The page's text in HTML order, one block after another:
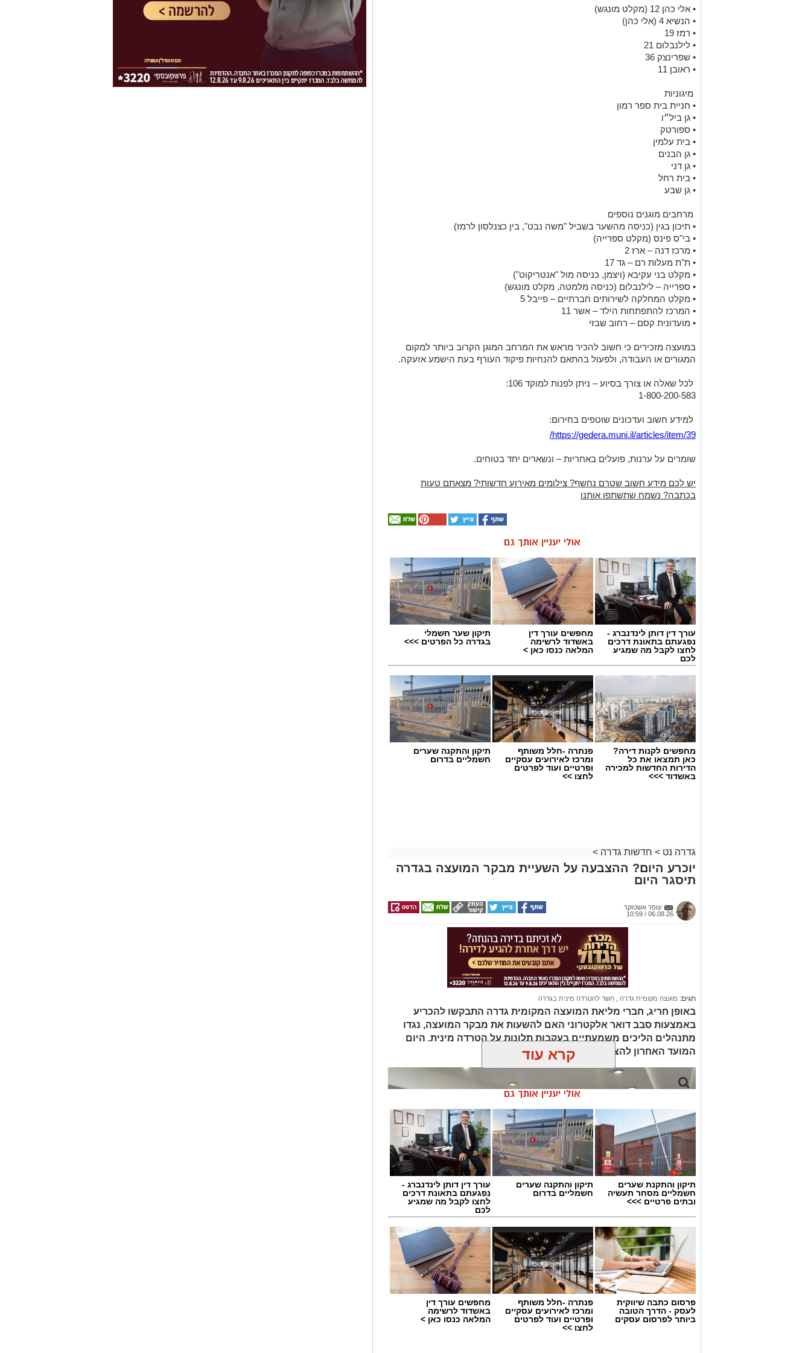
• אלי כהן 12 (מקלט מונגש)
• הנשיא 4 (אלי כהן)
• רמז 19
• לילנבלום 21
• שפרינצק 36
• ראובן 11
מיגוניות
• חניית בית ספר רמון
• גן ביל״ו
• ספורטק
• בית עלמין
• גן הבנים
• גן דני
• בית רחל
• גן שבע
מרחבים מוגנים נוספים
• תיכון בגין (כניסה מהשער בשביל "משה נבט", בין כצנלסון לרמז)
• בי"ס פינס (מקלט ספרייה)
• מרכז דנה – ארז 2
• ת"ת מעלות רם – גד 17
• מקלט בני עקיבא (ויצמן, כניסה מול "אנטריקוט")
• ספרייה – לילנבלום (כניסה מלמטה, מקלט מונגש)
• מקלט המחלקה לשירותים חברתיים – פייבל 5
• המרכז להתפתחות הילד – אשר 11
• מועדונית קסם – רחוב שבזי
במועצה מזכירים כי חשוב להכיר מראש את המרחב המוגן הקרוב ביותר למקום
המגורים או העבודה, ולפעול בהתאם להנחיות פיקוד העורף בעת הישמע אזעקה.
לכל שאלה או צורך בסיוע – ניתן לפנות למוקד 106:
1-800-200-583
למידע חשוב ועדכונים שוטפים בחירום:
https://gedera.muni.il/articles/item/39/
שומרים על ערנות, פועלים באחריות – ונשארים יחד בטוחים.
יש לכם מידע חשוב שטרם נחשף? צילומים מאירוע חדשותי? מצאתם טעות
בכתבה? נשמח שתשתפו אותנו
אולי יעניין אותך גם
עורך דין דותן לינדנברג -
נפגעתם בתאונת דרכים
לחצו לקבל מה שמגיע
לכם
מחפשים עורך דין
באשדוד לרשימה
המלאה כנסו כאן >
תיקון שער חשמלי
בגדרה כל הפרטים >>>
מחפשים לקנות דירה?
כאן תמצאו את כל
הדירות החדשות למכירה
באשדוד >>>
פנתרה -חלל משותף
ומרכז לאירועים עסקיים
ופרטיים ועוד לפרטים
לחצו >>
תיקון והתקנה שערים
חשמליים בדרום
גדרה נט > חדשות גדרה >
יוכרע היום? ההצבעה על השעיית מבקר המועצה בגדרה
תיסגר היום
עופר אשטוקר
06.08.26 / 10:59
תגים: מועצה מקומית גדרה חשד להטרדה מינית בגדרה
באופן חריג, חברי מליאת המועצה המקומית גדרה התבקשו להכריע
באמצעות סבב דואר אלקטרוני האם להשעות את מבקר המועצה, נגדו
מתנהלים הליכים משמעתיים בעקבות תלונות על הטרדה מינית. היום
המועד האחרון להצבעה
ישיבת מועצה בגדרה - ארכיון
בצעד חריג ויוצא דופן התבקשו חברי מליאת המועצה המקומית גדרה התבקשו
קרא עוד
אולי יעניין אותך גם
תיקון והתקנת שערים
חשמליים מסחר תעשיה
ובתים פרטיים >>>
תיקון והתקנה שערים
חשמליים בדרום
עורך דין דותן לינדנברג -
נפגעתם בתאונת דרכים
לחצו לקבל מה שמגיע
לכם
פרסום כתבה שיווקית
לעסק - הדרך הטובה
ביותר לפרסום עסקים
פנתרה -חלל משותף
ומרכז לאירועים עסקיים
ופרטיים ועוד לפרטים
לחצו >>
מחפשים עורך דין
באשדוד לרשימה
המלאה כנסו כאן >